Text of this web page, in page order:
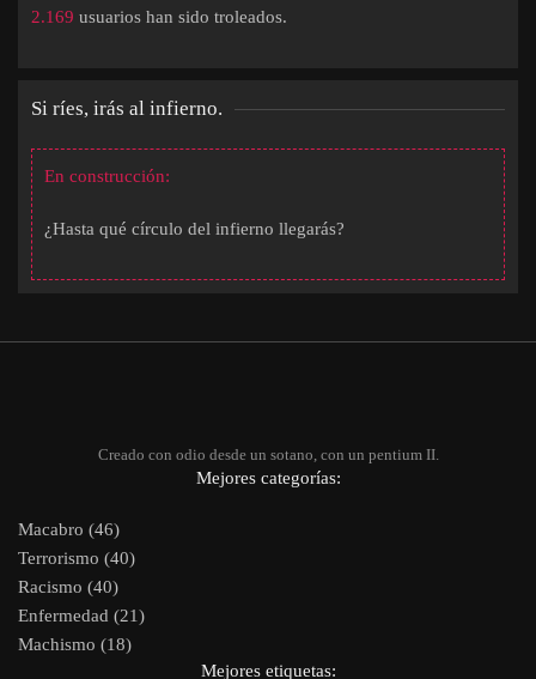
2.169 usuarios han sido troleados.
Si ríes, irás al infierno.
En construcción:
¿Hasta qué círculo del infierno llegarás?
Creado con odio desde un sotano, con un pentium II.
Mejores categorías:
Macabro (46)
Terrorismo (40)
Racismo (40)
Enfermedad (21)
Machismo (18)
Mejores etiquetas: